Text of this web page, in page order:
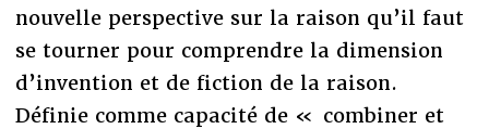
nouvelle perspective sur la raison qu’il faut
se tourner pour comprendre la dimension
d’invention et de fiction de la raison.
Définie comme capacité de « combiner et